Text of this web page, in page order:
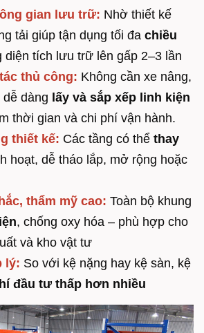
gian lưu trữ: Nhờ thiết kế
tải giúp tận dụng tối đa chiều
diện tích lưu trữ lên gấp 2–3 lần
thủ công: Không cần xe nâng,
dàng lấy và sắp xếp linh kiện
thời gian và chi phí vận hành.
thiết kế: Các tầng có thể thay
hoạt, dễ tháo lắp, mở rộng hoặc
thẩm mỹ cao: Toàn bộ khung
, chống oxy hóa – phù hợp cho
và kho vật tư
lý: So với kệ nặng hay kệ sàn, kệ
đầu tư thấp hơn nhiều